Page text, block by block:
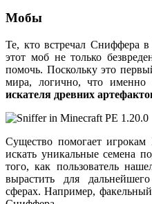
Мобы
Те, кто встречал Сниффера
этот моб не только
помочь. Поскольку это
мира, логично, что
искателя древних
Существо помогает
искать уникальные семена
того, как пользователь
вырастить для
сферах. Например,